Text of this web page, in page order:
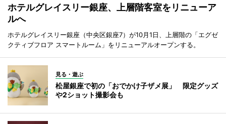
ホテルグレイスリー銀座、上層階客室をリニューア
ルへ
ホテルグレイスリー銀座（中央区銀座7）が10月1日、上層階の「エグゼ
クティブフロア スマートルーム」をリニューアルオープンする。
見る・遊ぶ
松屋銀座で初の「おでかけ子ザメ展」 限定グッズ
や2ショット撮影会も